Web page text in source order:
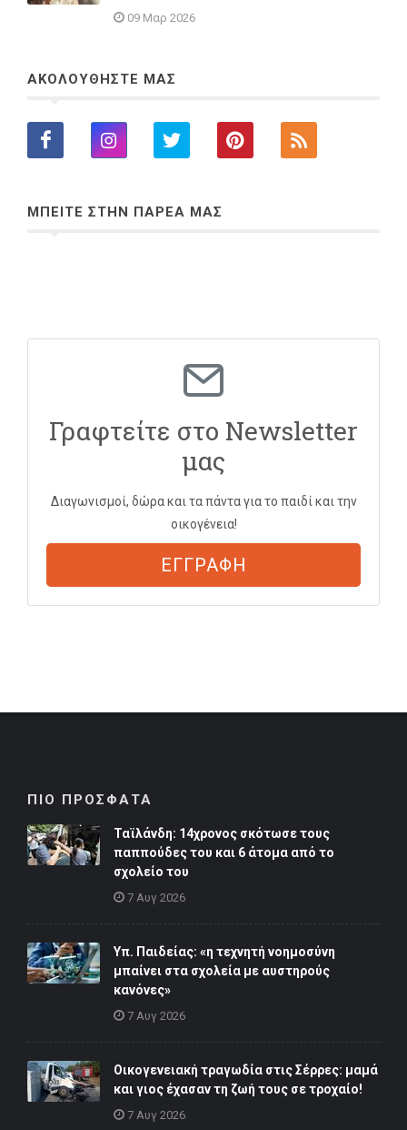
09 Μαρ 2026
ΑΚΟΛΟΥΘΗΣΤΕ ΜΑΣ
ΜΠΕΙΤΕ ΣΤΗΝ ΠΑΡΕΑ ΜΑΣ
Γραφτείτε στο Newsletter
μας
Διαγωνισμοί, δώρα και τα πάντα για το παιδί και την
οικογένεια!
ΕΓΓΡΑΦΗ
ΠΙΟ ΠΡΟΣΦΑΤΑ
Ταϊλάνδη: 14χρονος σκότωσε τους
παππούδες του και 6 άτομα από το
σχολείο του
7 Αυγ 2026
Υπ. Παιδείας: «η τεχνητή νοημοσύνη
μπαίνει στα σχολεία με αυστηρούς
κανόνες»
7 Αυγ 2026
Οικογενειακή τραγωδία στις Σέρρες: μαμά
και γιος έχασαν τη ζωή τους σε τροχαίο!
7 Αυγ 2026